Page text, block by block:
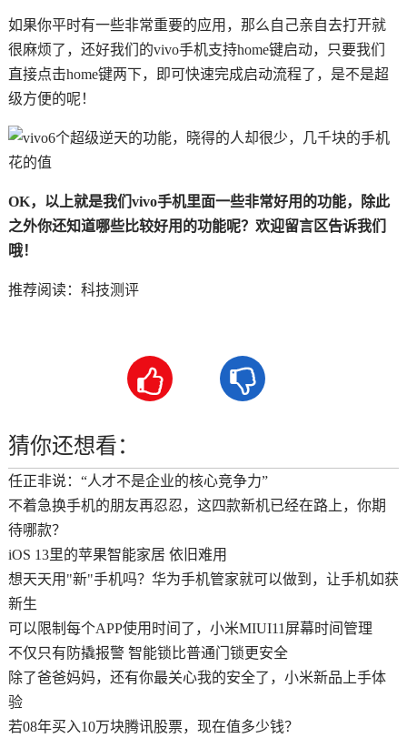
如果你平时有一些非常重要的应用，那么自己亲自去打开就
很麻烦了，还好我们的vivo手机支持home键启动，只要我们
直接点击home键两下，即可快速完成启动流程了，是不是超
级方便的呢！
OK，以上就是我们vivo手机里面一些非常好用的功能，除此
之外你还知道哪些比较好用的功能呢？欢迎留言区告诉我们
哦！
推荐阅读： 科技测评
 
猜你还想看：
任正非说：“人才不是企业的核心竞争力”
不着急换手机的朋友再忍忍，这四款新机已经在路上，你期
待哪款？
iOS 13里的苹果智能家居 依旧难用
想天天用"新"手机吗？华为手机管家就可以做到，让手机如获
新生
可以限制每个APP使用时间了，小米MIUI11屏幕时间管理
不仅只有防撬报警 智能锁比普通门锁更安全
除了爸爸妈妈，还有你最关心我的安全了，小米新品上手体
验
若08年买入10万块腾讯股票，现在值多少钱？